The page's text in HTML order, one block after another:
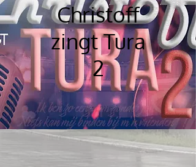
Christoff
zingt Tura
2